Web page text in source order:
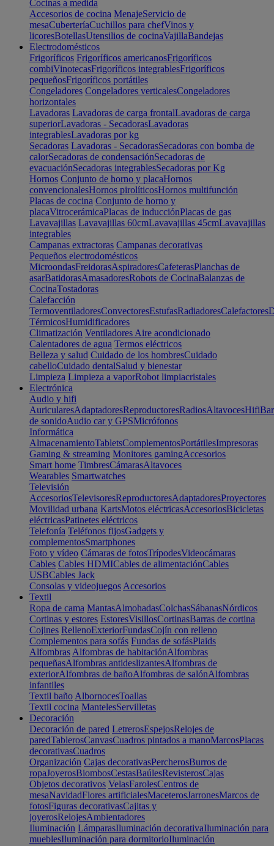
Cocinas a medida
Accesorios de cocina MenajeServicio de
mesaCuberteríaCuchillos para chefVinos y
licoresBotellasUtensilios de cocinaVajillaBandejas
Electrodomésticos
Frigoríficos Frigoríficos americanosFrigoríficos
combiVinotecasFrigoríficos integrablesFrigoríficos
pequeñosFrigoríficos portátiles
Congeladores Congeladores verticalesCongeladores
horizontales
Lavadoras Lavadoras de carga frontalLavadoras de carga
superiorLavadoras - SecadorasLavadoras
integrablesLavadoras por kg
Secadoras Lavadoras - SecadorasSecadoras con bomba de
calorSecadoras de condensaciónSecadoras de
evacuaciónSecadoras integrablesSecadoras por Kg
Hornos Conjunto de horno y placaHornos
convencionalesHornos pirolíticosHornos multifunción
Placas de cocina Conjunto de horno y
placaVitrocerámicaPlacas de inducciónPlacas de gas
Lavavajillas Lavavajillas 60cmLavavajillas 45cmLavavajillas
integrables
Campanas extractoras Campanas decorativas
Pequeños electrodomésticos
MicroondasFreidorasAspiradoresCafeterasPlanchas de
asarBatidorasAmasadoresRobots de CocinaBalanzas de
CocinaTostadoras
Calefacción
TermoventiladoresConvectoresEstufasRadiadoresCalefactores
TérmicosHumidificadores
Climatización Ventiladores Aire acondicionado
Calentadores de agua Termos eléctricos
Belleza y salud Cuidado de los hombresCuidado
cabelloCuidado dentalSalud y bienestar
Limpieza Limpieza a vaporRobot limpiacristales
Electrónica
Audio y hifi
AuricularesAdaptadoresReproductoresRadiosAltavocesHifi
de sonidoAudio car y GPSMicrófonos
Informática
AlmacenamientoTabletsComplementosPortátilesImpresoras
Gaming & streaming Monitores gamingAccesorios
Smart home TimbresCámarasAltavoces
Wearables Smartwatches
Televisión
AccesoriosTelevisoresReproductoresAdaptadoresProyectores
Movilidad urbana KartsMotos eléctricasAccesoriosBicicletas
eléctricasPatinetes eléctricos
Telefonía Teléfonos fijosGadgets y
complementosSmartphones
Foto y vídeo Cámaras de fotosTrípodesVideocámaras
Cables Cables HDMICables de alimentaciónCables
USBCables Jack
Consolas y videojuegos Accesorios
Textil
Ropa de cama MantasAlmohadasColchasSábanasNórdicos
Cortinas y estores EstoresVisillosCortinasBarras de cortina
Cojines RellenoExteriorFundasCojín con relleno
Complementos para sofás Fundas de sofásPlaids
Alfombras Alfombras de habitaciónAlfombras
pequeñasAlfombras antideslizantesAlfombras de
exteriorAlfombras de bañoAlfombras de salónAlfombras
infantiles
Textil baño AlbornocesToallas
Textil cocina MantelesServilletas
Decoración
Decoración de pared LetrerosEspejosRelojes de
paredTablerosCanvasCuadros pintados a manoMarcosPlacas
decorativasCuadros
Organización Cajas decorativasPercherosBurros de
ropaJoyerosBiombosCestasBaúlesRevisterosCajas
Objetos decorativos VelasFarolesCentros de
mesaNavidadFlores artificialesMaceterosJarronesMarcos de
fotosFiguras decorativasCajitas y
joyerosRelojesAmbientadores
Iluminación LámparasIluminación decorativaIluminación para
mueblesIluminación para dormitorioIluminación